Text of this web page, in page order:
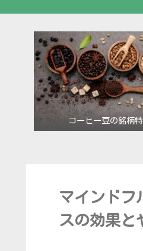
コーヒー豆の銘柄
マインドフ
スの効果と